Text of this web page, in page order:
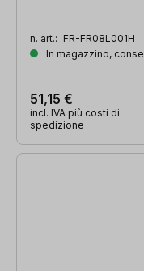
n. art.: FR-FR08L001H
In magazzino,
51,15 €
incl. IVA più costi di
spedizione